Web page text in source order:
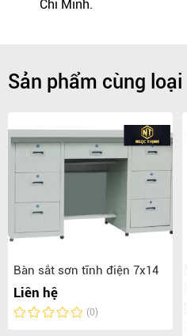
Chí Minh.
Sản phẩm cùng loại
Bàn sắt sơn tĩnh điện 7x14
Liên hệ
(0)